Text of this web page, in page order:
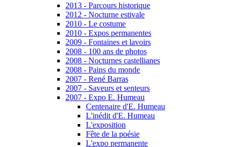
2013 - Parcours historique
2012 - Nocturne estivale
2010 - Le costume
2010 - Expos permanentes
2009 - Fontaines et lavoirs
2008 - 100 ans de photos
2008 - Nocturnes castellianes
2008 - Pains du monde
2007 - René Barras
2007 - Saveurs et senteurs
2007 - Expo E. Humeau
Centenaire d'E. Humeau
L'inédit d'E. Humeau
L'exposition
Fête de la poésie
L'expo permanente